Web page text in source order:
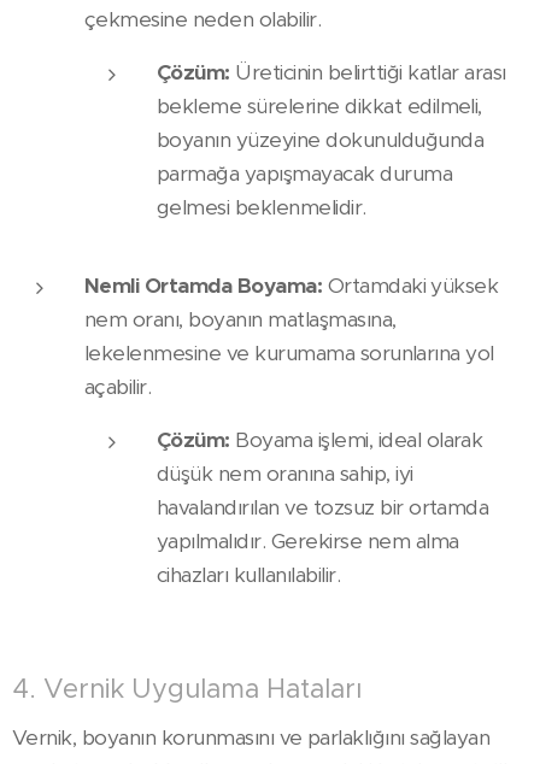
çekmesine neden olabilir.
Çözüm: Üreticinin belirttiği katlar arası
bekleme sürelerine dikkat edilmeli,
boyanın yüzeyine dokunulduğunda
parmağa yapışmayacak duruma
gelmesi beklenmelidir.
Nemli Ortamda Boyama: Ortamdaki yüksek
nem oranı, boyanın matlaşmasına,
lekelenmesine ve kurumama sorunlarına yol
açabilir.
Çözüm: Boyama işlemi, ideal olarak
düşük nem oranına sahip, iyi
havalandırılan ve tozsuz bir ortamda
yapılmalıdır. Gerekirse nem alma
cihazları kullanılabilir.
4. Vernik Uygulama Hataları
Vernik, boyanın korunmasını ve parlaklığını sağlayan